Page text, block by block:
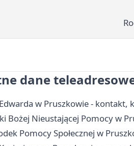
dane
w Pruszkowie - kontakt,
Bożej Nieustającej Pomocy w
Pomocy Społecznej w